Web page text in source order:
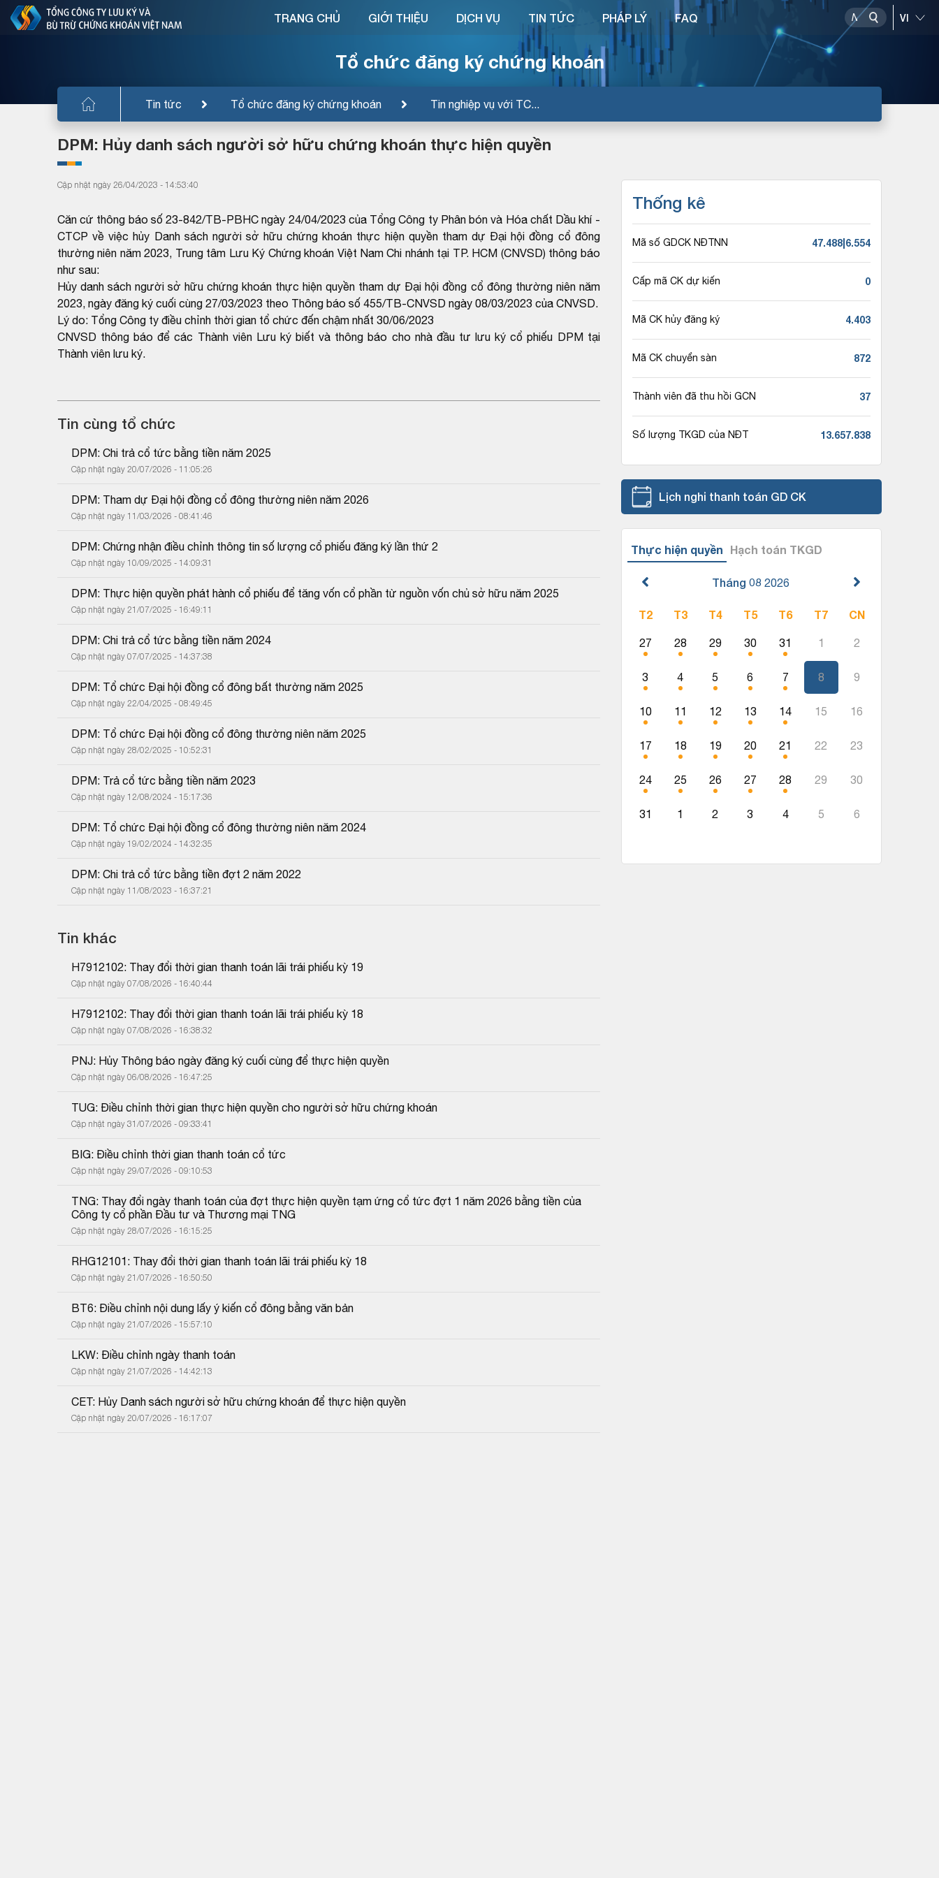
Tổ chức đăng ký chứng khoán
Tin tức Tổ chức đăng ký chứng khoán Tin nghiệp vụ với TC...
TRANG CHỦ GIỚI THIỆU DỊCH VỤ TIN TỨC PHÁP LÝ FAQ
DPM: Hủy danh sách người sở hữu chứng khoán thực hiện quyền
Cập nhật ngày 26/04/2023 - 14:53:40
Căn cứ thông báo số 23-842/TB-PBHC ngày 24/04/2023 của Tổng Công ty Phân bón và Hóa chất Dầu khí -
CTCP về việc hủy Danh sách người sở hữu chứng khoán thực hiện quyền tham dự Đại hội đồng cổ đông
thường niên năm 2023, Trung tâm Lưu Ký Chứng khoán Việt Nam Chi nhánh tại TP. HCM (CNVSD) thông báo
như sau:
Hủy danh sách người sở hữu chứng khoán thực hiện quyền tham dự Đại hội đồng cổ đông thường niên năm
2023, ngày đăng ký cuối cùng 27/03/2023 theo Thông báo số 455/TB-CNVSD ngày 08/03/2023 của CNVSD.
Lý do: Tổng Công ty điều chỉnh thời gian tổ chức đến chậm nhất 30/06/2023
CNVSD thông báo để các Thành viên Lưu ký biết và thông báo cho nhà đầu tư lưu ký cổ phiếu DPM tại
Thành viên lưu ký.
Tin cùng tổ chức
DPM: Chi trả cổ tức bằng tiền năm 2025
Cập nhật ngày 20/07/2026 - 11:05:26
DPM: Tham dự Đại hội đồng cổ đông thường niên năm 2026
Cập nhật ngày 11/03/2026 - 08:41:46
DPM: Chứng nhận điều chỉnh thông tin số lượng cổ phiếu đăng ký lần thứ 2
Cập nhật ngày 10/09/2025 - 14:09:31
DPM: Thực hiện quyền phát hành cổ phiếu để tăng vốn cổ phần từ nguồn vốn chủ sở hữu năm 2025
Cập nhật ngày 21/07/2025 - 16:49:11
DPM: Chi trả cổ tức bằng tiền năm 2024
Cập nhật ngày 07/07/2025 - 14:37:38
DPM: Tổ chức Đại hội đồng cổ đông bất thường năm 2025
Cập nhật ngày 22/04/2025 - 08:49:45
DPM: Tổ chức Đại hội đồng cổ đông thường niên năm 2025
Cập nhật ngày 28/02/2025 - 10:52:31
DPM: Trả cổ tức bằng tiền năm 2023
Cập nhật ngày 12/08/2024 - 15:17:36
DPM: Tổ chức Đại hội đồng cổ đông thường niên năm 2024
Cập nhật ngày 19/02/2024 - 14:32:35
DPM: Chi trả cổ tức bằng tiền đợt 2 năm 2022
Cập nhật ngày 11/08/2023 - 16:37:21
Tin khác
H7912102: Thay đổi thời gian thanh toán lãi trái phiếu kỳ 19
Cập nhật ngày 07/08/2026 - 16:40:44
H7912102: Thay đổi thời gian thanh toán lãi trái phiếu kỳ 18
Cập nhật ngày 07/08/2026 - 16:38:32
PNJ: Hủy Thông báo ngày đăng ký cuối cùng để thực hiện quyền
Cập nhật ngày 06/08/2026 - 16:47:25
TUG: Điều chỉnh thời gian thực hiện quyền cho người sở hữu chứng khoán
Cập nhật ngày 31/07/2026 - 09:33:41
BIG: Điều chỉnh thời gian thanh toán cổ tức
Cập nhật ngày 29/07/2026 - 09:10:53
TNG: Thay đổi ngày thanh toán của đợt thực hiện quyền tạm ứng cổ tức đợt 1 năm 2026 bằng tiền của
Công ty cổ phần Đầu tư và Thương mại TNG
Cập nhật ngày 28/07/2026 - 16:15:25
RHG12101: Thay đổi thời gian thanh toán lãi trái phiếu kỳ 18
Cập nhật ngày 21/07/2026 - 16:50:50
BT6: Điều chỉnh nội dung lấy ý kiến cổ đông bằng văn bản
Cập nhật ngày 21/07/2026 - 15:57:10
LKW: Điều chỉnh ngày thanh toán
Cập nhật ngày 21/07/2026 - 14:42:13
CET: Hủy Danh sách người sở hữu chứng khoán để thực hiện quyền
Cập nhật ngày 20/07/2026 - 16:17:07
Thống kê
Mã số GDCK NĐTNN 47.488|6.554
Cấp mã CK dự kiến 0
Mã CK hủy đăng ký 4.403
Mã CK chuyển sàn 872
Thành viên đã thu hồi GCN 37
Số lượng TKGD của NĐT 13.657.838
Lịch nghỉ thanh toán GD CK
Thực hiện quyền Hạch toán TKGD
Tháng 08 2026
T2 T3 T4 T5 T6 T7 CN
27 28 29 30 31 1 2
3 4 5 6 7 8 9
10 11 12 13 14 15 16
17 18 19 20 21 22 23
24 25 26 27 28 29 30
31 1 2 3 4 5 6